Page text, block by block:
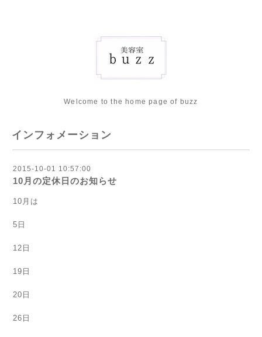
Welcome to the home page of buzz
インフォメーション
2015-10-01 10:57:00
10月の定休日のお知らせ
10月は
5日
12日
19日
20日
26日